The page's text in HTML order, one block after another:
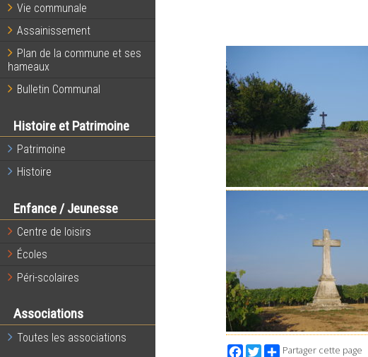
Vie communale
Assainissement
Plan de la commune et ses
hameaux
Bulletin Communal
Histoire et Patrimoine
Patrimoine
Histoire
Enfance / Jeunesse
Centre de loisirs
Écoles
Péri-scolaires
Associations
Toutes les associations
Facebook
TwitterPartager cette page